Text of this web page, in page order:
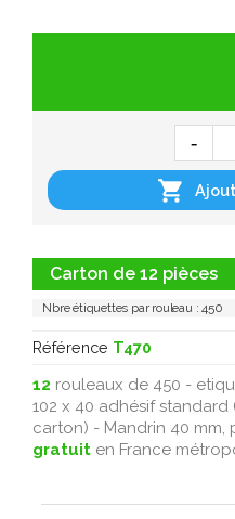
Carton de 12 pièces
Nbre étiquettes par rouleau : 450
Référence T470
12 rouleaux de 450 -
102 x 40 adhésif standard
carton) - Mandrin 40 mm,
gratuit en France
